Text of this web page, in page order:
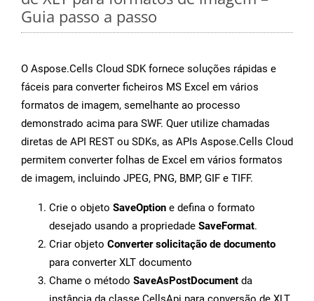
Guia passo a passo
O Aspose.Cells Cloud SDK fornece soluções rápidas e
fáceis para converter ficheiros MS Excel em vários
formatos de imagem, semelhante ao processo
demonstrado acima para SWF. Quer utilize chamadas
diretas de API REST ou SDKs, as APIs Aspose.Cells Cloud
permitem converter folhas de Excel em vários formatos
de imagem, incluindo JPEG, PNG, BMP, GIF e TIFF.
Crie o objeto SaveOption e defina o formato
desejado usando a propriedade SaveFormat.
Criar objeto Converter solicitação de documento
para converter XLT documento
Chame o método SaveAsPostDocument da